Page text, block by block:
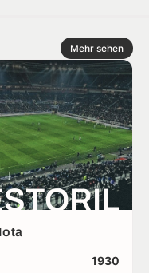
Mehr sehen
1930